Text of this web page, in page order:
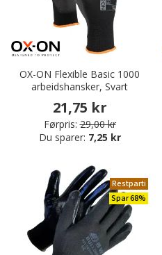
OX-ON Flexible Basic 1000
arbeidshansker, Svart
21,75 kr
Førpris: 29,00 kr
Du sparer: 7,25 kr
Restparti
Spar 68%